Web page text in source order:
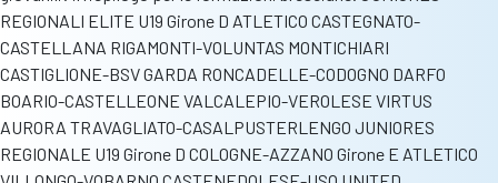
REGIONALI ELITE U19 Girone D ATLETICO CASTEGNATO-
CASTELLANA RIGAMONTI-VOLUNTAS MONTICHIARI
CASTIGLIONE-BSV GARDA RONCADELLE-CODOGNO DARFO
BOARIO-CASTELLEONE VALCALEPIO-VEROLESE VIRTUS
AURORA TRAVAGLIATO-CASALPUSTERLENGO JUNIORES
REGIONALE U19 Girone D COLOGNE-AZZANO Girone E ATLETICO